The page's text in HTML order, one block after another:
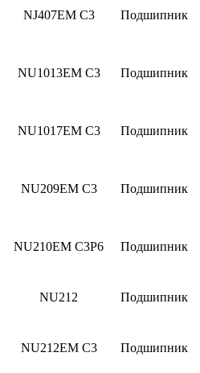
NJ407EM C3 Подшипник
NU1013EM C3 Подшипник
NU1017EM C3 Подшипник
NU209EM C3 Подшипник
NU210EM C3P6 Подшипник
NU212 Подшипник
NU212EM C3 Подшипник